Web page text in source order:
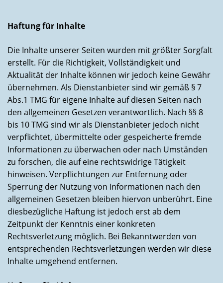
Haftung für Inhalte
Die Inhalte unserer Seiten wurden mit größter Sorgfalt
erstellt. Für die Richtigkeit, Vollständigkeit und
Aktualität der Inhalte können wir jedoch keine Gewähr
übernehmen. Als Dienstanbieter sind wir gemäß § 7
Abs.1 TMG für eigene Inhalte auf diesen Seiten nach
den allgemeinen Gesetzen verantwortlich. Nach §§ 8
bis 10 TMG sind wir als Dienstanbieter jedoch nicht
verpflichtet, übermittelte oder gespeicherte fremde
Informationen zu überwachen oder nach Umständen
zu forschen, die auf eine rechtswidrige Tätigkeit
hinweisen. Verpflichtungen zur Entfernung oder
Sperrung der Nutzung von Informationen nach den
allgemeinen Gesetzen bleiben hiervon unberührt. Eine
diesbezügliche Haftung ist jedoch erst ab dem
Zeitpunkt der Kenntnis einer konkreten
Rechtsverletzung möglich. Bei Bekanntwerden von
entsprechenden Rechtsverletzungen werden wir diese
Inhalte umgehend entfernen.